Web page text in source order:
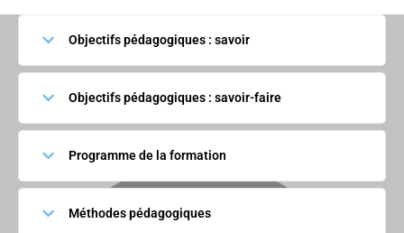
Objectifs pédagogiques : savoir
Objectifs pédagogiques : savoir-faire
Programme de la formation
Méthodes pédagogiques